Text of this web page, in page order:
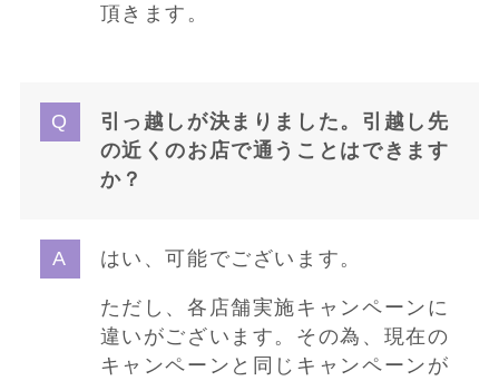
頂きます。
引っ越しが決まりました。引越し先
の近くのお店で通うことはできます
か？
はい、可能でございます。
ただし、各店舗実施キャンペーンに
違いがございます。その為、現在の
キャンペーンと同じキャンペーンが